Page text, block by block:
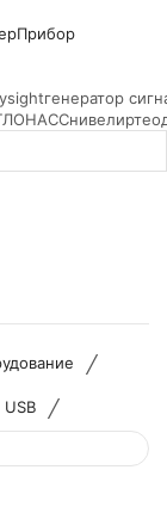
генератор
нивелир
/
/